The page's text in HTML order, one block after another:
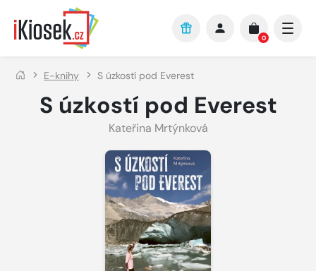
Přejít na hlavní obsah
0
E-knihy S úzkostí pod Everest
S úzkostí pod Everest
Kateřina Mrtýnková